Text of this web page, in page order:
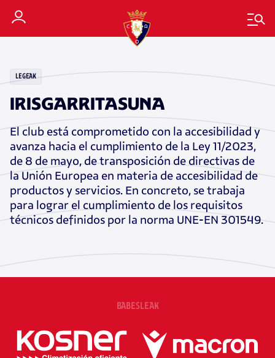
LEGEAK
IRISGARRITASUNA
El club está comprometido con la accesibilidad y
avanza hacia el cumplimiento de la Ley 11/2023,
de 8 de mayo, de transposición de directivas de
la Unión Europea en materia de accesibilidad de
productos y servicios. En concreto, se trabaja
para lograr el cumplimiento de los requisitos
técnicos definidos por la norma UNE-EN 301549.
BABESLEAK